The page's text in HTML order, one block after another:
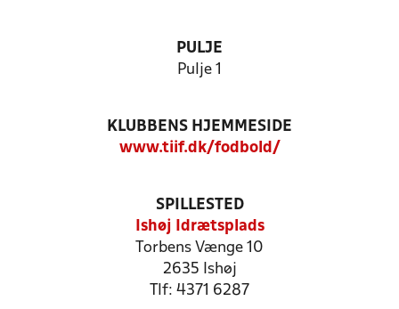
PULJE
Pulje 1
KLUBBENS HJEMMESIDE
www.tiif.dk/fodbold/
SPILLESTED
Ishøj Idrætsplads
Torbens Vænge 10
2635 Ishøj
Tlf: 4371 6287